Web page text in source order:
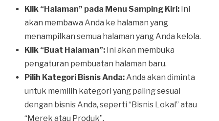
Klik “Halaman” pada Menu Samping Kiri: Ini
akan membawa Anda ke halaman yang
menampilkan semua halaman yang Anda kelola.
Klik “Buat Halaman”: Ini akan membuka
pengaturan pembuatan halaman baru.
Pilih Kategori Bisnis Anda: Anda akan diminta
untuk memilih kategori yang paling sesuai
dengan bisnis Anda, seperti “Bisnis Lokal” atau
“Merek atau Produk”.